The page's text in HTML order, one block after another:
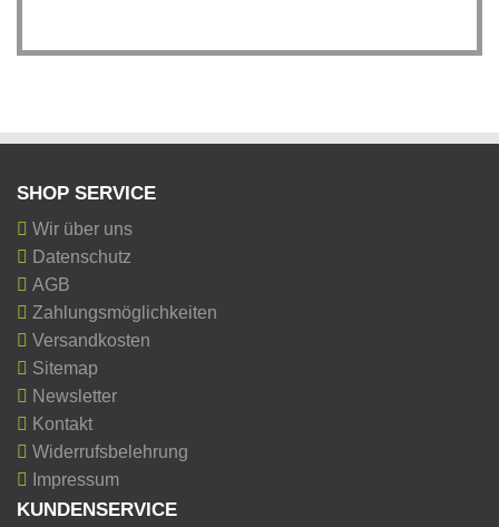
SHOP SERVICE
Wir über uns
Datenschutz
AGB
Zahlungsmöglichkeiten
Versandkosten
Sitemap
Newsletter
Kontakt
Widerrufsbelehrung
Impressum
KUNDENSERVICE